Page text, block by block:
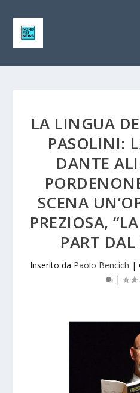
LA LINGUA
PASOLINI:
DANTE
SCENA
PREZIOSA,
PART
Inserito da Paolo Bencich |
|